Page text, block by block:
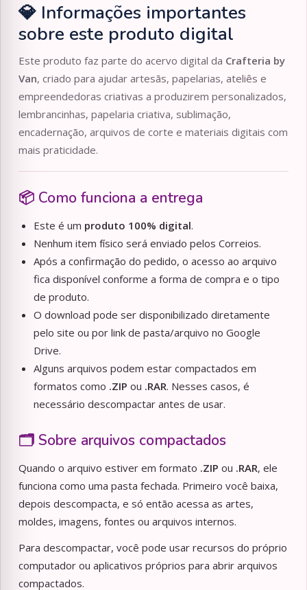
💎 Informações importantes
sobre este produto digital
Este produto faz parte do acervo digital da Crafteria by
Van, criado para ajudar artesãs, papelarias, ateliês e
empreendedoras criativas a produzirem personalizados,
lembrancinhas, papelaria criativa, sublimação,
encadernação, arquivos de corte e materiais digitais com
mais praticidade.
📦 Como funciona a entrega
Este é um produto 100% digital.
Nenhum item físico será enviado pelos Correios.
Após a confirmação do pedido, o acesso ao arquivo
fica disponível conforme a forma de compra e o tipo
de produto.
O download pode ser disponibilizado diretamente
pelo site ou por link de pasta/arquivo no Google
Drive.
Alguns arquivos podem estar compactados em
formatos como .ZIP ou .RAR. Nesses casos, é
necessário descompactar antes de usar.
🗂️ Sobre arquivos compactados
Quando o arquivo estiver em formato .ZIP ou .RAR, ele
funciona como uma pasta fechada. Primeiro você baixa,
depois descompacta, e só então acessa as artes,
moldes, imagens, fontes ou arquivos internos.
Para descompactar, você pode usar recursos do próprio
computador ou aplicativos próprios para abrir arquivos
compactados.